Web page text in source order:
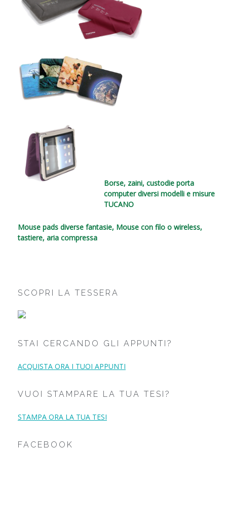
Borse, zaini, custodie porta
computer diversi modelli e misure
TUCANO
Mouse pads diverse fantasie, Mouse con filo o wireless,
tastiere, aria compressa
SCOPRI LA TESSERA
STAI CERCANDO GLI APPUNTI?
ACQUISTA ORA I TUOI APPUNTI
VUOI STAMPARE LA TUA TESI?
STAMPA ORA LA TUA TESI
FACEBOOK